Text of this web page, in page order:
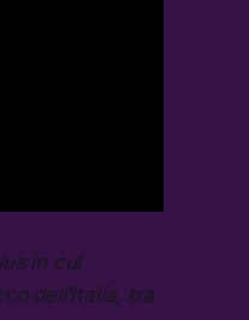
in cui
dell’Italia, tra